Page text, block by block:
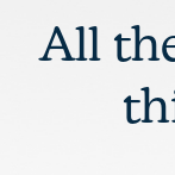
All